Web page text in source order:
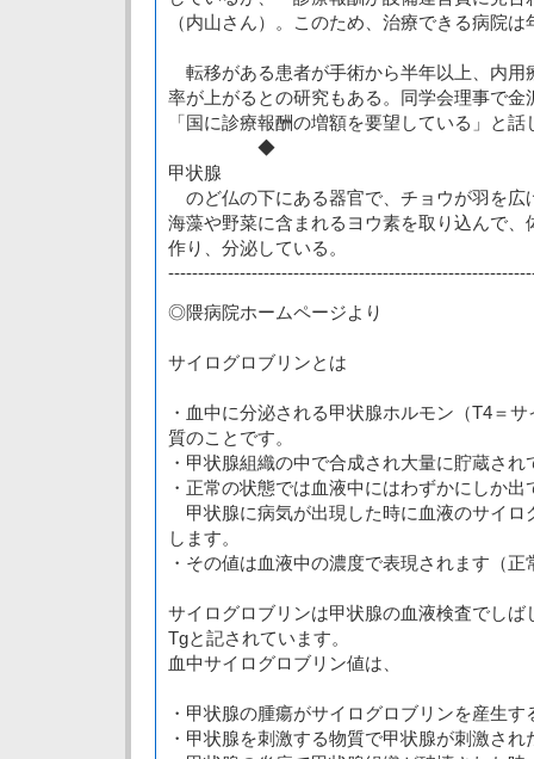
（内山さん）。このため、治療できる病院
転移がある患者が手術から半年以上、内用
率が上がるとの研究もある。同学会理事で金
「国に診療報酬の増額を要望している」と
◆
甲状腺
のど仏の下にある器官で、チョウが羽を広
海藻や野菜に含まれるヨウ素を取り込んで、
作り、分泌している。
◎隈病院ホームページより
サイログロブリンとは
・血中に分泌される甲状腺ホルモン（T4＝
質のことです。
・甲状腺組織の中で合成され大量に貯蔵され
・正常の状態では血液中にはわずかにしか出
甲状腺に病気が出現した時に血液のサイロ
します。
・その値は血液中の濃度で表現されます（正
サイログロブリンは甲状腺の血液検査でしば
Tgと記されています。
血中サイログロブリン値は、
・甲状腺の腫瘍がサイログロブリンを産生す
・甲状腺を刺激する物質で甲状腺が刺激され